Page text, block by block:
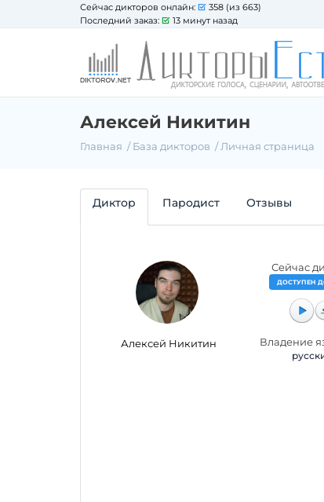
Сейчас дикторов онлайн:
358 (из 663)
Последний заказ:
13 минут назад
Алексей Никитин
Главная База дикторов Личная страница
Диктор Пародист Отзывы
Алексей Никитин
Сейчас
ДОСТУПЕН
Владение